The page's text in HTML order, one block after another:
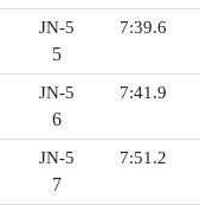
JN-5
5
7:39.6
JN-5
6
7:41.9
JN-5
7
7:51.2